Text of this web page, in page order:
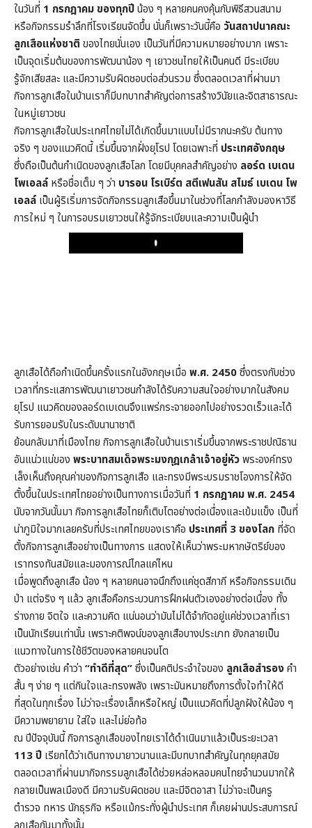
ในวันที่ 1 กรกฎาคม ของทุกปีน้อง ๆ หลายคนคงคุ้นกับพิธีสวนสนาม
หรือกิจกรรมรำลึกที่โรงเรียนจัดขึ้น นั่นก็เพราะวันนี้คือ วันสถาปนาคณะ
ลูกเสือแห่งชาติ ของไทยนั่นเอง เป็นวันที่มีความหมายอย่างมาก เพราะ
เป็นจุดเริ่มต้นของการพัฒนาน้อง ๆ เยาวชนไทยให้เป็นคนดี มีระเบียบ
รู้จักเสียสละ และมีความรับผิดชอบต่อส่วนรวม ซึ่งตลอดเวลาที่ผ่านมา
กิจการลูกเสือในบ้านเราก็มีบทบาทสำคัญต่อการสร้างวินัยและจิตสาธารณะ
ในหมู่เยาวชน
กิจการลูกเสือในประเทศไทยไม่ได้เกิดขึ้นมาแบบไม่มีรากนะครับ ต้นทาง
จริง ๆ ของแนวคิดนี้ เริ่มขึ้นจากฝั่งยุโรป โดยเฉพาะที่ ประเทศอังกฤษ
ซึ่งถือเป็นต้นกำเนิดของลูกเสือโลก โดยมีบุคคลสำคัญอย่าง ลอร์ด เบเดน
โพเอลล์ หรือชื่อเต็ม ๆ ว่า บารอน โรเบิร์ต สตีเฟนสัน สไมธ์ เบเดน โพ
เอลล์ เป็นผู้ริเริ่มการจัดกิจกรรมลูกเสือขึ้นมาในช่วงที่โลกกำลังมองหาวิธี
การใหม่ ๆ ในการอบรมเยาวชนให้รู้จักระเบียบและความเป็นผู้นำ
Play
ลูกเสือได้ถือกำเนิดขึ้นครั้งแรกในอังกฤษเมื่อ พ.ศ. 2450ซึ่งตรงกับช่วง
เวลาที่กระแสการพัฒนาเยาวชนกำลังได้รับความสนใจอย่างมากในสังคม
ยุโรป แนวคิดของลอร์ดเบเดนจึงแพร่กระจายออกไปอย่างรวดเร็วและได้
รับการยอมรับในระดับนานาชาติ
ย้อนกลับมาที่เมืองไทย กิจการลูกเสือในบ้านเราเริ่มขึ้นจากพระราชปณิธาน
อันแน่วแน่ของ พระบาทสมเด็จพระมงกุฎเกล้าเจ้าอยู่หัวพระองค์ทรง
เล็งเห็นถึงคุณค่าของกิจการลูกเสือ และทรงมีพระบรมราชโองการให้จัด
ตั้งขึ้นในประเทศไทยอย่างเป็นทางการเมื่อวันที่ 1 กรกฎาคม พ.ศ. 2454
นับจากวันนั้นมา กิจการลูกเสือไทยก็เติบโตอย่างต่อเนื่องและเข้มแข็ง เป็นที่
น่าภูมิใจมากเลยครับที่ประเทศไทยของเราคือ ประเทศที่ 3 ของโลก ที่จัด
ตั้งกิจการลูกเสืออย่างเป็นทางการ แสดงให้เห็นว่าพระมหากษัตริย์ของ
เราทรงทันสมัยและมองการณ์ไกลแค่ไหน
เมื่อพูดถึงลูกเสือ น้อง ๆ หลายคนอาจนึกถึงแค่ชุดสีกากี หรือกิจกรรมเดิน
ป่า แต่จริง ๆ แล้ว ลูกเสือคือกระบวนการฝึกฝนตัวเองอย่างต่อเนื่อง ทั้ง
ร่างกาย จิตใจ และความคิด แน่นอนว่ามันไม่ได้จำกัดอยู่แค่ช่วงเวลาที่เรา
เป็นนักเรียนเท่านั้น เพราะคติพจน์ของลูกเสือบางประเภท ยังกลายเป็น
แนวทางในการใช้ชีวิตของหลายคนจนโต
ตัวอย่างเช่น คำว่า “ทำดีที่สุด”ซึ่งเป็นคติประจำใจของ ลูกเสือสำรองคำ
สั้น ๆ ง่าย ๆ แต่กินใจและทรงพลัง เพราะมันหมายถึงการตั้งใจทำให้ดี
ที่สุดในทุกเรื่อง ไม่ว่าจะเรื่องเล็กหรือใหญ่ เป็นแนวคิดที่ปลูกฝังให้น้อง ๆ
มีความพยายาม ใส่ใจ และไม่ย่อท้อ
ณ ปีปัจจุบันนี้ กิจการลูกเสือของไทยเราได้ดำเนินมาแล้วเป็นระยะเวลา
113 ปี เรียกได้ว่าเดินทางมายาวนานและมีบทบาทสำคัญในทุกยุคสมัย
ตลอดเวลาที่ผ่านมากิจกรรมลูกเสือได้ช่วยหล่อหลอมคนไทยจำนวนมากให้
กลายเป็นพลเมืองดี มีความรับผิดชอบ และมีจิตอาสา ไม่ว่าจะเป็นครู
ตำรวจ ทหาร นักธุรกิจ หรือแม้กระทั่งผู้นำประเทศ ก็เคยผ่านประสบการณ์